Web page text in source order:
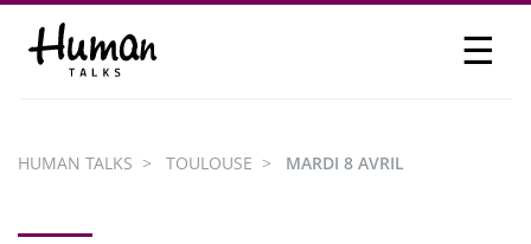
☰
PARTICIPER
HUMAN TALKS TOULOUSE MARDI 8 AVRIL